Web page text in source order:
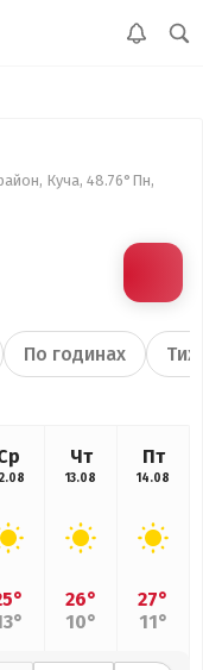
Куча, 48.76°Пн,
По годинах
Чт
13.08
26°
10°
Пт
14.08
27°
11°